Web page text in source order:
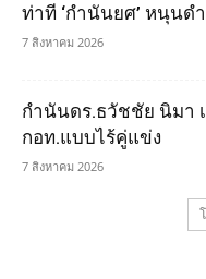
ท่าที ‘กำนันยศ’ หนุนด
7 สิงหาคม 2026
กำนันดร.ธวัชชัย นิมา
กอท.แบบไร้คู่แข่ง
7 สิงหาคม 2026